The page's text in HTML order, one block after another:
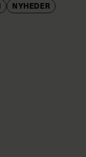
NYHEDER